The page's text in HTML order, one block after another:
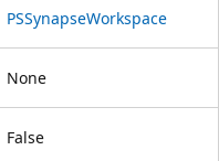
PSSynapseWorkspace
None
False